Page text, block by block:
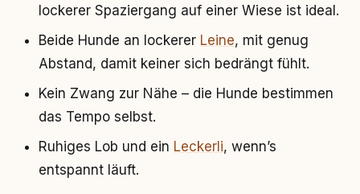
lockerer Spaziergang auf einer Wiese ist ideal.
Beide Hunde an lockerer Leine, mit genug
Abstand, damit keiner sich bedrängt fühlt.
Kein Zwang zur Nähe – die Hunde bestimmen
das Tempo selbst.
Ruhiges Lob und ein Leckerli, wenn’s
entspannt läuft.